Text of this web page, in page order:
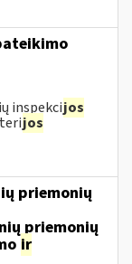
inspekcijos
jos
priemonių
priemonių
ir